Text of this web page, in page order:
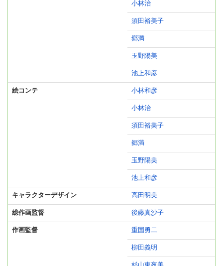
小林治
須田裕美子
郷満
玉野陽美
池上和彦
絵コンテ 小林和彦
小林治
須田裕美子
郷満
玉野陽美
池上和彦
キャラクターデザイン 高田明美
総作画監督 後藤真沙子
作画監督 重国勇二
柳田義明